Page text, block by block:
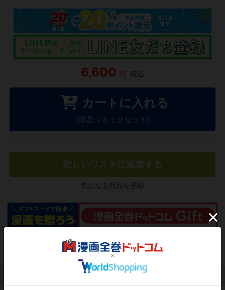
6,600 円 税込
カートに入れる
(新品コミックセット)
欲しいリストに追加する
気になる商品を登録